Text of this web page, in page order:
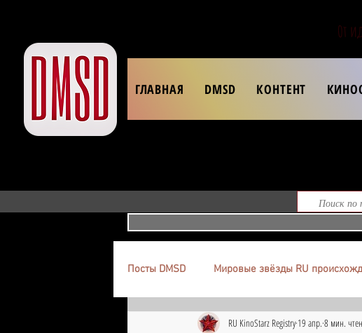
От
ГЛАВНАЯ DMSD КОНТЕНТ
Посты DMSD Мировые звёзды RU
RU KinoStarz Registry 19 апр. 8 мин.